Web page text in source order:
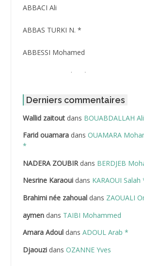
ABBACI Ali
ABBAS TURKI N. *
ABBESSI Mohamed
ABBOUR Azzedine *
ABDAT Amar
ABDEDDAIM Hamid
ABDELAZIZ Mohamed
ABDELHAFID Lakhdar
ABDELLI Mohamed
ABDELLI Mohamed *
Derniers commentaires
Wallid zaitoutdans BOUABDALLAH
Farid ouamaradans OUAMARA
*
NADERA ZOUBIRdans BERDJEB
Nesrine Karaouidans KARAOUI Salah
Brahimi née zahoualdans ZAOUALI
aymendans TAIBI Mohammed
Amara Adouldans ADOUL Arab *
Djaouzidans OZANNE Yves